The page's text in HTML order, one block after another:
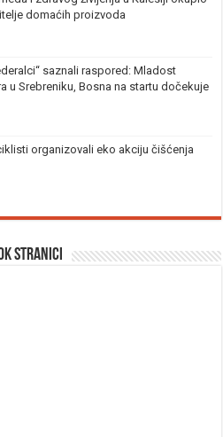
domaćih proizvoda
saznali raspored: Mladost
u Srebreniku, Bosna na startu dočekuje
organizovali eko akciju čišćenja
stranici